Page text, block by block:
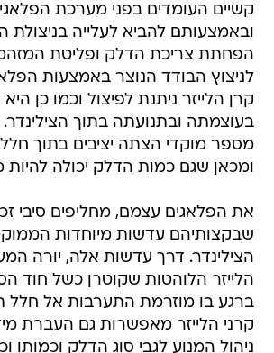
קשיים העומדים בפני מערכת
ובאמצעותם להביא לעלייה בניצולת
הפחתת צריכת הדלק ופליטת
לניצוץ הבודד הנוצר באמצעות
קרן הלייזר ניתנת לפיצול וכמו כן
בעוצמתה ובתנועתה בתוך הצילינדר.
מספר מוקדי הצתה יציבים בתוך
ומכאן שגם כמות הדלק יכולה להיות
את הפלאגים עצמם, מחליפים סיבי
שבקצותיהם עדשות מיוחדות
הצילינדר. דרך עדשות אלה, יורה
הלייזר הלוהטות שקוטרן כשל חוד
ברגע בו מוזרמת התערבות אל חלל
קרני הלייזר מאפשרות גם העברת
ניהול המנוע לגבי סוג הדלק וכמותו